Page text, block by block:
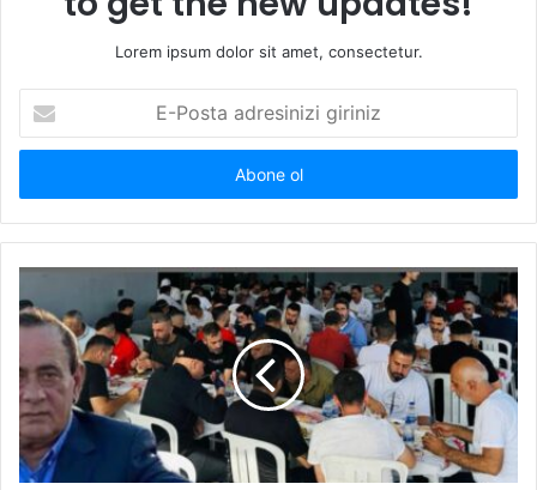
Lorem ipsum dolor sit amet, consectetur.
P
s
t
a
d
r
s
i
n
i
z